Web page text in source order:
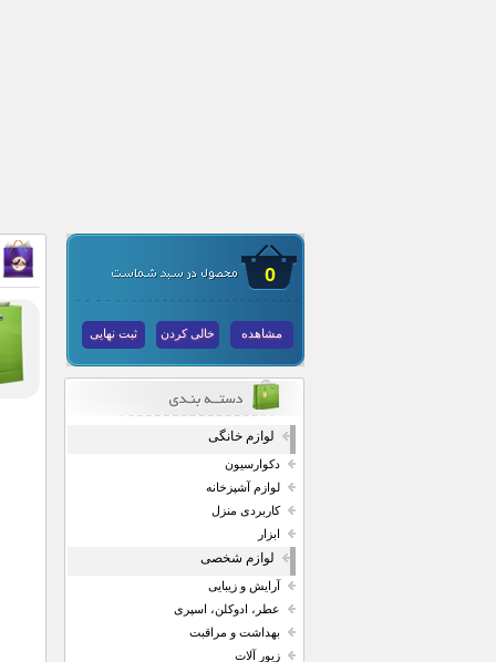
0
مشاهده خالی کردن ثبت نهایی
لوازم خانگی
دکوارسیون
لوازم آشپزخانه
کاربردی منزل
ابزار
لوازم شخصی
آرایش و زیبایی
عطر، ادوکلن، اسپری
بهداشت و مراقبت
زیور آلات